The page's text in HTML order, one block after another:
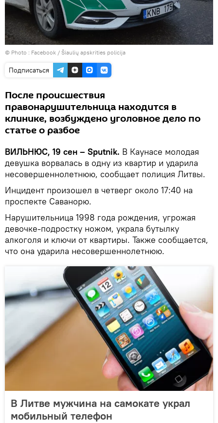
© Photo : Facebook / Šiaulių apskrities policija
Подписаться
После происшествия
правонарушительница находится в
клинике, возбуждено уголовное дело по
статье о разбое
ВИЛЬНЮС, 19 сен – Sputnik. В Каунасе молодая
девушка ворвалась в одну из квартир и ударила
несовершеннолетнюю, сообщает полиция Литвы.
Инцидент произошел в четверг около 17:40 на
проспекте Саванорю.
Нарушительница 1998 года рождения, угрожая
девочке-подростку ножом, украла бутылку
алкоголя и ключи от квартиры. Также сообщается,
что она ударила несовершеннолетнюю.
В Литве мужчина на самокате украл
мобильный телефон